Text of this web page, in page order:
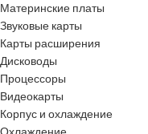
Материнские платы
Звуковые карты
Карты расширения
Дисководы
Процессоры
Видеокарты
Корпус и охлаждение
Охлаждение